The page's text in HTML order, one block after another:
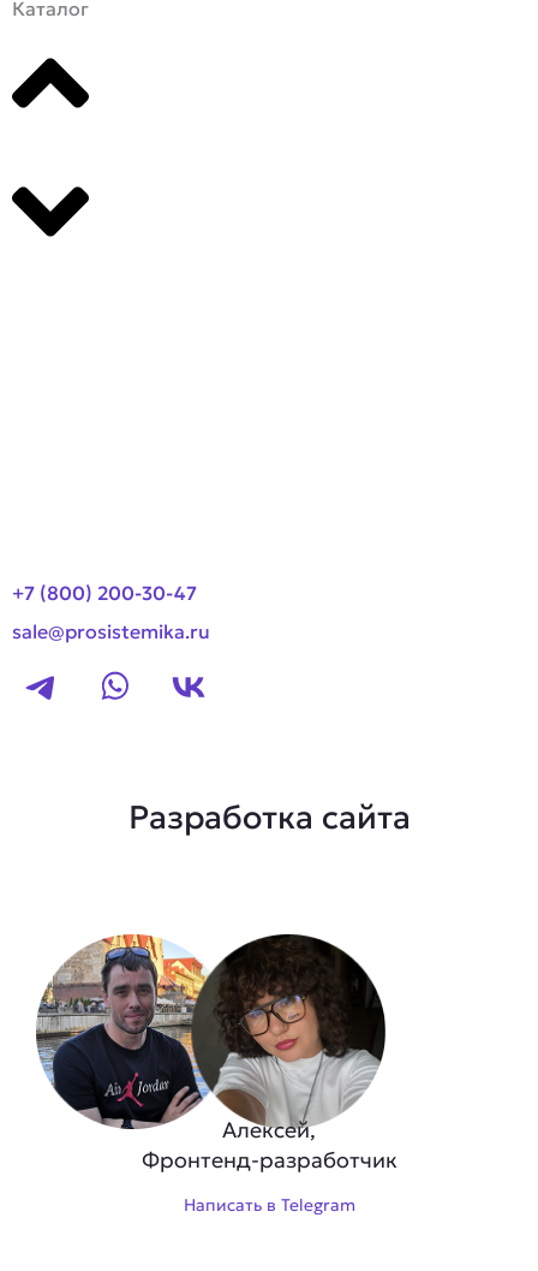
Каталог
+7 (800) 200-30-47
sale@prosistemika.ru
Разработка сайта
Алексей,
Фронтенд-разработчик
Написать в Telegram